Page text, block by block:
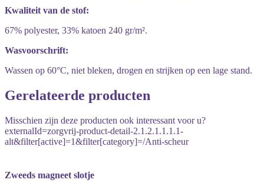
Kwaliteit van de stof:
67% polyester, 33% katoen 240 gr/m².
Wasvoorschrift:
Wassen op 60°C, niet bleken, drogen en strijken op een lage stand.
Gerelateerde producten
Misschien zijn deze producten ook interessant voor u?
externalId=zorgvrij-product-detail-2.1.2.1.1.1.1-
alt&filter[active]=1&filter[category]=/Anti-scheur
Zweeds magneet slotje